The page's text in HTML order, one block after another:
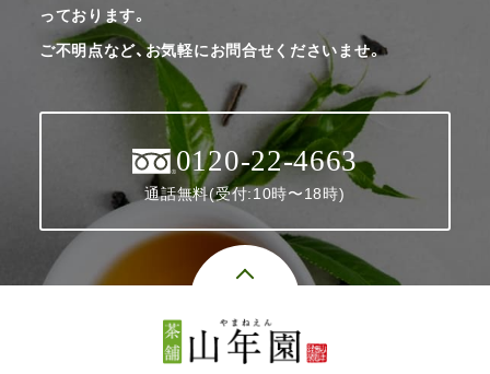
っております。
ご不明点など、お気軽にお問合せくださいませ。
0120-22-4663
通話無料(受付:10時〜18時)